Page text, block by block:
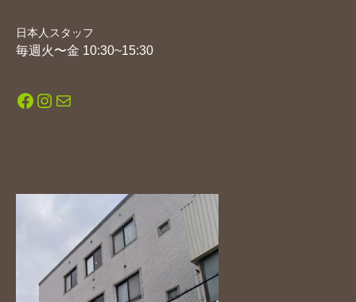
日本人スタッフ
毎週火〜金 10:30~15:30
Facebook
Instagram
メール